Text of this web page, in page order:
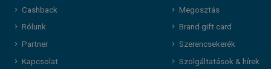
Cashback
Rólunk
Partner
Kapcsolat
Megosztás
Brand gift card
Szerencsekerék
Szolgáltatások & hírek